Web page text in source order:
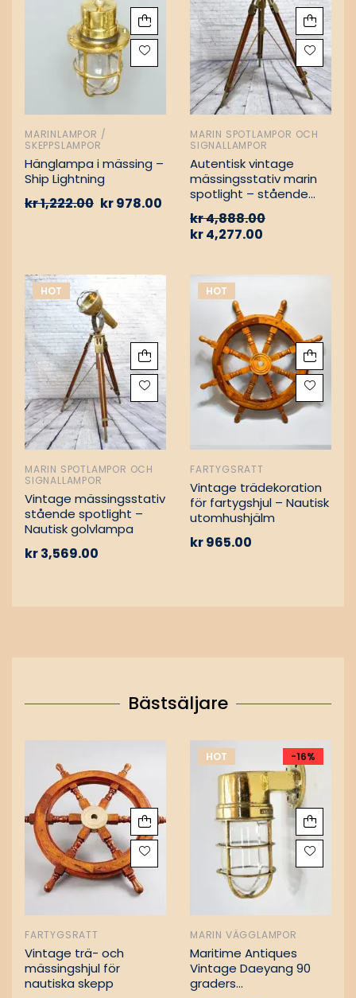
MARINLAMPOR /
SKEPPSLAMPOR
Hänglampa i mässing –
Ship Lightning
kr1,222.00 kr978.00
MARIN SPOTLAMPOR OCH
SIGNALLAMPOR
Autentisk vintage
mässingsstativ marin
spotlight – stående
kr4,888.00
kr4,277.00
HOT
MARIN SPOTLAMPOR OCH
SIGNALLAMPOR
Vintage mässingsstativ
stående spotlight –
Nautisk golvlampa
kr3,569.00
HOT
FARTYGSRATT
Vintage trädekoration
för fartygshjul – Nautisk
utomhushjälm
kr965.00
Bästsäljare
FARTYGSRATT
Vintage trä- och
mässingshjul för
nautiska skepp
HOT -16%
MARIN VÄGGLAMPOR
Maritime Antiques
Vintage Daeyang 90
graders